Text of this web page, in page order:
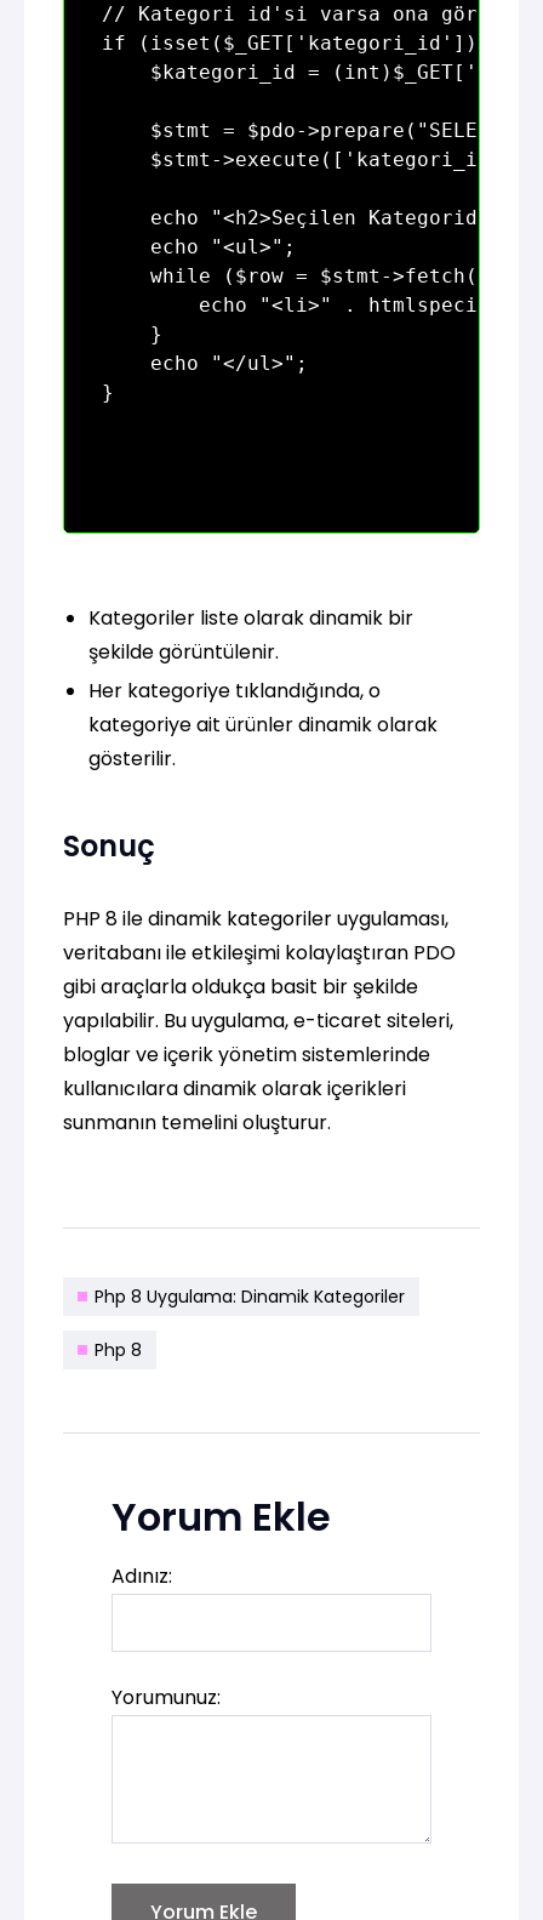
// Kategori id'si varsa ona göre
if (isset($_GET['kategori_id'])) {
$kategori_id =
$stmt = $pdo->prepare("SELECT *
$stmt->execute(['kategori_id'
echo "<h2>Seçilen Kategorideki
    echo "<ul>";
while ($row = $stmt-
echo "<li>" .
    }
    echo "</ul>";
Kategoriler liste olarak dinamik bir
şekilde görüntülenir.
Her kategoriye tıklandığında, o
kategoriye ait ürünler dinamik olarak
gösterilir.
Sonuç
PHP 8 ile dinamik kategoriler uygulaması,
veritabanı ile etkileşimi kolaylaştıran PDO
gibi araçlarla oldukça basit bir şekilde
yapılabilir. Bu uygulama, e-ticaret siteleri,
bloglar ve içerik yönetim sistemlerinde
kullanıcılara dinamik olarak içerikleri
sunmanın temelini oluşturur.
Php 8 Uygulama: Dinamik Kategoriler
Php 8
Yorum Ekle
Adınız:
Yorumunuz:
Yorum Ekle